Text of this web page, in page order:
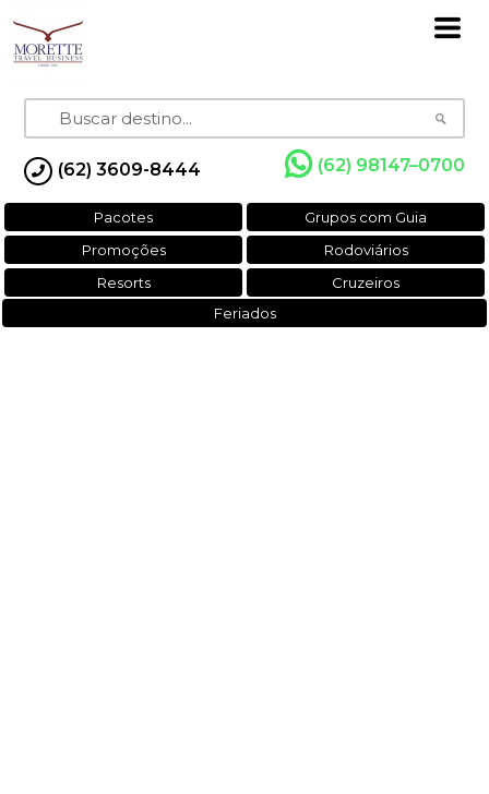
(62) 3609-8444 (62) 98147–0700
Pacotes
Grupos com Guia
Promoções
Rodoviários
Resorts
Cruzeiros
Feriados